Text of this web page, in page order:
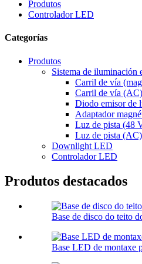
Produtos
Controlador LED
Categorías
Produtos
Sistema de iluminación
Carril de vía
Carril de vía (AC)
Diodo emisor de
Adaptador
Luz de pista (48
Luz de pista (AC)
Downlight LED
Controlador LED
Produtos destacados
Base de disco do teito
Base LED de montaxe